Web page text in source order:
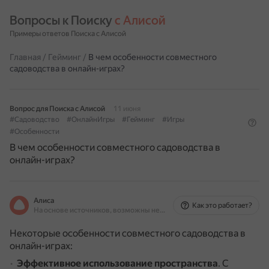
Вопросы к Поиску с Алисой
Примеры ответов Поиска с Алисой
Главная / Гейминг / В чем особенности совместного
садоводства в онлайн-играх?
Вопрос для Поиска с Алисой
11 июня
#Садоводство
#ОнлайнИгры #Гейминг
#Игры
#Особенности
В чем особенности совместного садоводства в
онлайн-играх?
Алиса
На основе источников, возможны неточности
Как это работает?
Некоторые особенности совместного садоводства в
онлайн-играх:
Эффективное использование пространства. С